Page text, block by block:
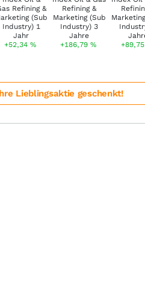
+52,34 % +186,79 % +89,75
Lieblingsaktie geschenkt!